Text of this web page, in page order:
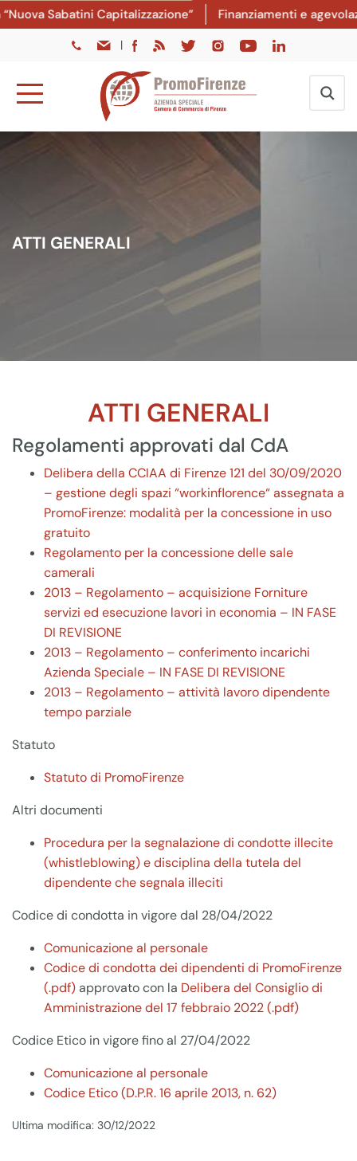
Sabatini Capitalizzazione” Finanziamenti e
|
ATTI GENERALI
ATTI GENERALI
Regolamenti approvati dal CdA
Delibera della CCIAA di Firenze 121 del 30/09/2020
– gestione degli spazi “workinflorence“ assegnata a
PromoFirenze: modalità per la concessione in uso
gratuito
Regolamento per la concessione delle sale
camerali
2013 – Regolamento – acquisizione Forniture
servizi ed esecuzione lavori in economia – IN FASE
DI REVISIONE
2013 – Regolamento – conferimento incarichi
Azienda Speciale – IN FASE DI REVISIONE
2013 – Regolamento – attività lavoro dipendente
tempo parziale
Statuto
Statuto di PromoFirenze
Altri documenti
Procedura per la segnalazione di condotte illecite
(whistleblowing) e disciplina della tutela del
dipendente che segnala illeciti
Codice di condotta in vigore dal 28/04/2022
Comunicazione al personale
Codice di condotta dei dipendenti di PromoFirenze
(.pdf)approvato con la Delibera del Consiglio di
Amministrazione del 17 febbraio 2022 (.pdf)
Codice Etico in vigore fino al 27/04/2022
Comunicazione al personale
Codice Etico (D.P.R. 16 aprile 2013, n. 62)
Ultima modifica: 30/12/2022